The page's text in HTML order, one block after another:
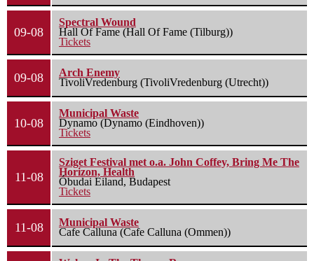
09-08
Spectral Wound
Hall Of Fame (Hall Of Fame (Tilburg))
Tickets
09-08
Arch Enemy
TivoliVredenburg (TivoliVredenburg (Utrecht))
10-08
Municipal Waste
Dynamo (Dynamo (Eindhoven))
Tickets
11-08
Sziget Festival met o.a. John Coffey, Bring Me The
Horizon, Health
Óbudai Eiland, Budapest
Tickets
11-08
Municipal Waste
Cafe Calluna (Cafe Calluna (Ommen))